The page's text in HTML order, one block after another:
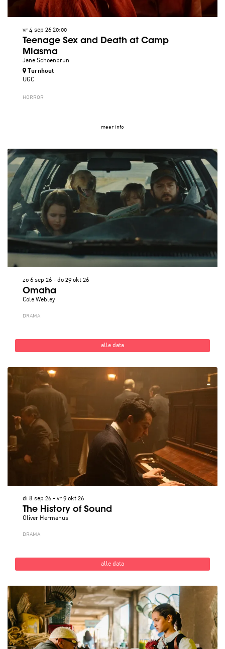
Teenage Sex and Death at Camp
Miasma
Jane Schoenbrun
vr 4 sep 26 20:00
Turnhout
UGC
HORROR
meer info
Omaha
Cole Webley
zo 6 sep 26 - do 29 okt 26
DRAMA
alle data
The History of Sound
Oliver Hermanus
di 8 sep 26 - vr 9 okt 26
DRAMA
alle data